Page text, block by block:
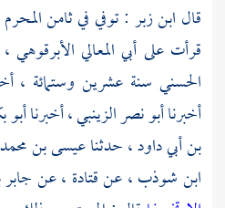
قال ابن زبر : توفي في ثامن
قرأت على أبي المعالي الأبرقوهي
الحسني سنة عشرين وستمائة ،
أخبرناأبو نصر الزينبي، أخبرناأبو
بن أبي داود، حدثناعيسى بن
ابن شوذب، عنقتادة ، عن